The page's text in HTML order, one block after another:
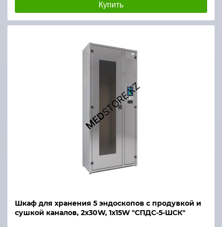
Купить
Шкаф для хранения 5 эндоскопов с продувкой и
сушкой каналов, 2х30W, 1х15W "СПДС-5-ШСК"